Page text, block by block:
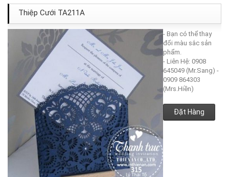
Thiệp Cưới TA211A
- Bạn có thể thay
đổi màu sắc sản
phẩm.
- Liên Hệ: 0908
645049 (Mr.Sang) -
0909 864303
(Mrs.Hiền)
Đặt Hàng